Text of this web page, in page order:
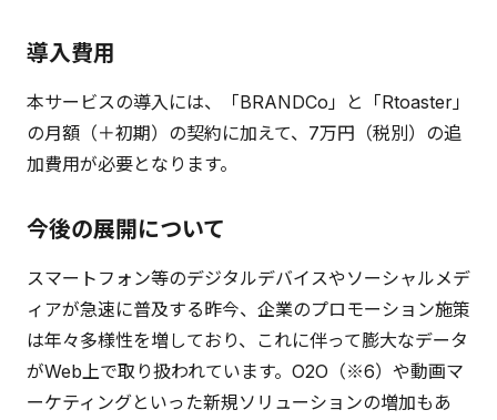
導入費用
本サービスの導入には、「BRANDCo」と「Rtoaster」
の月額（＋初期）の契約に加えて、7万円（税別）の追
加費用が必要となります。
今後の展開について
スマートフォン等のデジタルデバイスやソーシャルメデ
ィアが急速に普及する昨今、企業のプロモーション施策
は年々多様性を増しており、これに伴って膨大なデータ
がWeb上で取り扱われています。O2O（※6）や動画マ
ーケティングといった新規ソリューションの増加もあ